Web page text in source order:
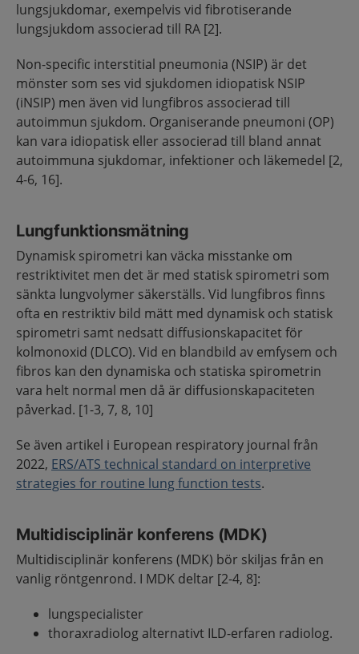
lungsjukdomar, exempelvis vid fibrotiserande
lungsjukdom associerad till RA [2].
Non-specific interstitial pneumonia (NSIP) är det
mönster som ses vid sjukdomen idiopatisk NSIP
(iNSIP) men även vid lungfibros associerad till
autoimmun sjukdom. Organiserande pneumoni (OP)
kan vara idiopatisk eller associerad till bland annat
autoimmuna sjukdomar, infektioner och läkemedel [2,
4-6, 16].
Lungfunktionsmätning
Dynamisk spirometri kan väcka misstanke om
restriktivitet men det är med statisk spirometri som
sänkta lungvolymer säkerställs. Vid lungfibros finns
ofta en restriktiv bild mätt med dynamisk och statisk
spirometri samt nedsatt diffusionskapacitet för
kolmonoxid (DLCO). Vid en blandbild av emfysem och
fibros kan den dynamiska och statiska spirometrin
vara helt normal men då är diffusionskapaciteten
påverkad. [1-3, 7, 8, 10]
Se även artikel i European respiratory journal från
2022, ERS/ATS technical standard on interpretive
strategies for routine lung function tests.
Multidisciplinär konferens (MDK)
Multidisciplinär konferens (MDK) bör skiljas från en
vanlig röntgenrond. I MDK deltar [2-4, 8]:
lungspecialister
thoraxradiolog alternativt ILD-erfaren radiolog.